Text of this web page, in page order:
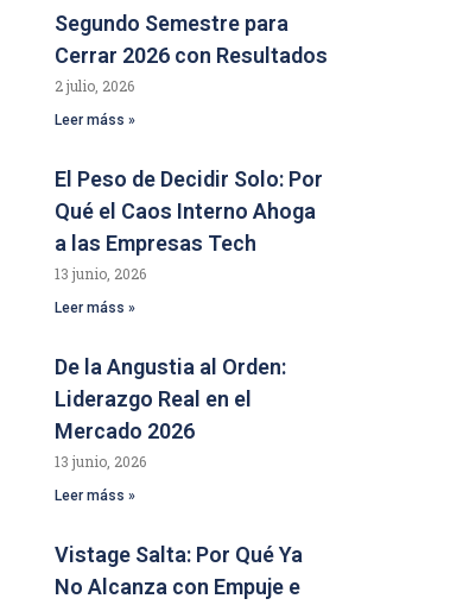
Segundo Semestre para
Cerrar 2026 con Resultados
2 julio, 2026
Leer máss »
El Peso de Decidir Solo: Por
Qué el Caos Interno Ahoga
a las Empresas Tech
13 junio, 2026
Leer máss »
De la Angustia al Orden:
Liderazgo Real en el
Mercado 2026
13 junio, 2026
Leer máss »
Vistage Salta: Por Qué Ya
No Alcanza con Empuje e